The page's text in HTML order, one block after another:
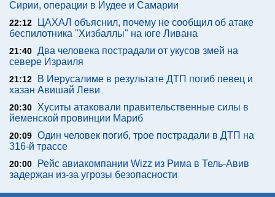
Сирии, операции в Иудее и Самарии
22:12
ЦАХАЛ объяснил, почему не сообщил об атаке
беспилотника "Хизбаллы" на юге Ливана
21:40 Два человека пострадали от укусов змей на
севере Израиля
21:12
В Иерусалиме в результате ДТП погиб певец и
хазан Авишай Леви
20:30
Хуситы атаковали правительственные силы в
йеменской провинции Мариб
20:09 Один человек погиб, трое пострадали в ДТП на
316-й трассе
20:00
Рейс авиакомпании Wizz из Рима в Тель-Авив
задержан из-за угрозы безопасности